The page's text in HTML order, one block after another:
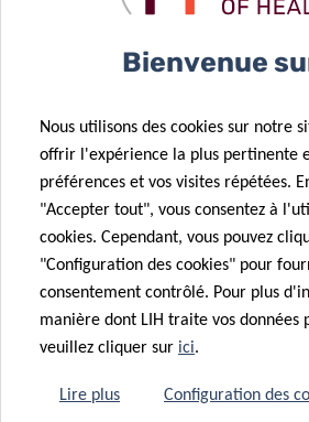
Partagez sur
Protection des
En savoir plus sur la « Notice sur la
Bienvenue
Nous utilisons des cookies sur notre
offrir l'expérience la plus pertinente
préférences et vos visites répétées.
"Accepter tout", vous consentez à
cookies. Cependant, vous pouvez
"Configuration des cookies" pour
consentement contrôlé. Pour plus
manière dont LIH traite vos données
veuillez cliquer sur ici.
Lire plus Configuration des